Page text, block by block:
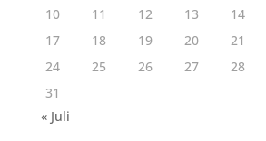
10
11 12 13 14
17
18 19 20 21
24
25 26 27 28
31
« Juli